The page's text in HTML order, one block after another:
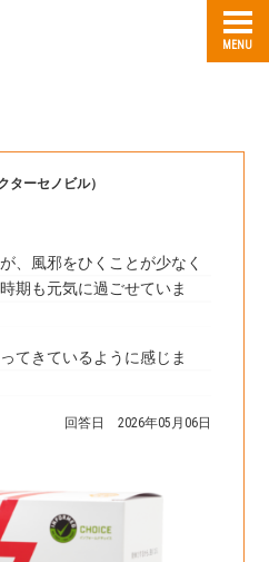
MENU
ターセノビル）
、風邪をひくことが少なく
期も元気に過ごせていま
てきているように感じま
回答日 2026年05月06日